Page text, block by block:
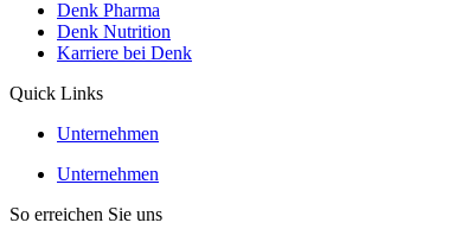
Denk Pharma
Denk Nutrition
Karriere bei Denk
Quick Links
Unternehmen
Unternehmen
So erreichen Sie uns